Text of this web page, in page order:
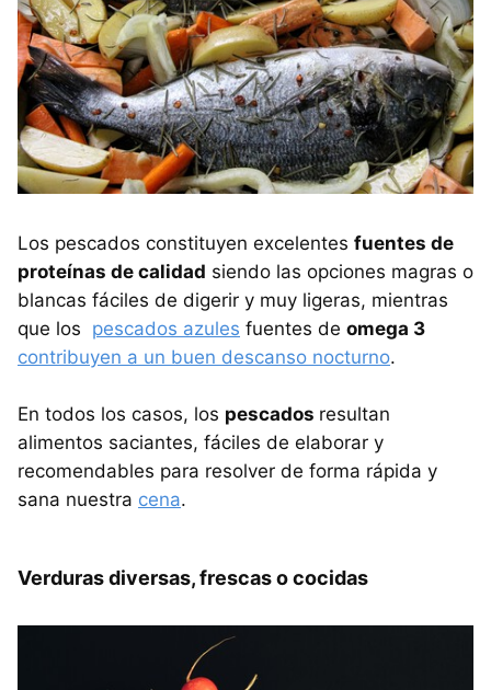
Los pescados constituyen excelentes fuentes de
proteínas de calidad siendo las opciones magras o
blancas fáciles de digerir y muy ligeras, mientras
que los pescados azules fuentes de omega 3
contribuyen a un buen descanso nocturno.
En todos los casos, los pescados resultan
alimentos saciantes, fáciles de elaborar y
recomendables para resolver de forma rápida y
sana nuestra cena.
Verduras diversas, frescas o cocidas